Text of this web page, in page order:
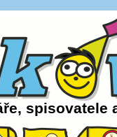
spisovatele